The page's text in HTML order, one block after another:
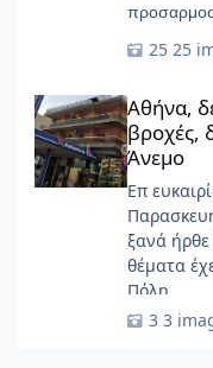
25
Αθήνα, δεν αντέχει
Αθήνα,
βροχές,
Άνεμο
Επ
ξανά
θέματα
Πόλη ......
3